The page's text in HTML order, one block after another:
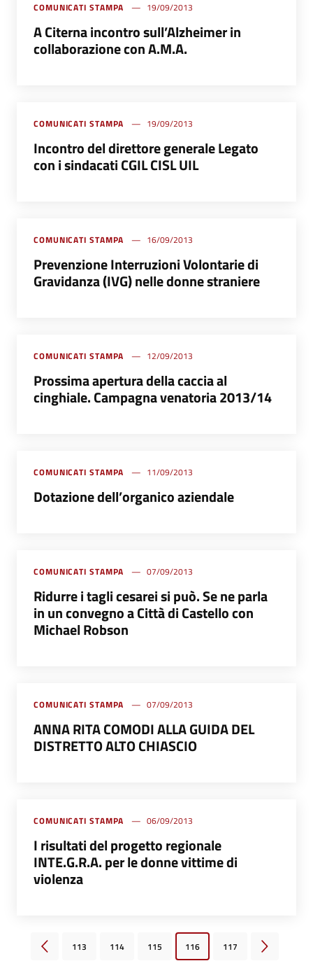
COMUNICATI STAMPA 19/09/2013
A Citerna incontro sull’Alzheimer in
collaborazione con A.M.A.
COMUNICATI STAMPA 19/09/2013
Incontro del direttore generale Legato
con i sindacati CGIL CISL UIL
COMUNICATI STAMPA 16/09/2013
Prevenzione Interruzioni Volontarie di
Gravidanza (IVG) nelle donne straniere
COMUNICATI STAMPA 12/09/2013
Prossima apertura della caccia al
cinghiale. Campagna venatoria 2013/14
COMUNICATI STAMPA 11/09/2013
Dotazione dell’organico aziendale
COMUNICATI STAMPA 07/09/2013
Ridurre i tagli cesarei si può. Se ne parla
in un convegno a Città di Castello con
Michael Robson
COMUNICATI STAMPA 07/09/2013
ANNA RITA COMODI ALLA GUIDA DEL
DISTRETTO ALTO CHIASCIO
COMUNICATI STAMPA 06/09/2013
I risultati del progetto regionale
INTE.G.R.A. per le donne vittime di
violenza
Pagina precedente
113 114 115 116 117 Pagina